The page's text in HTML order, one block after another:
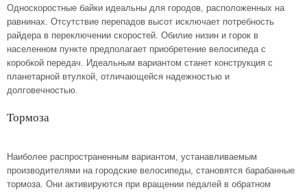
Односкоростные байки идеальны для городов, расположенных на
равнинах. Отсутствие перепадов высот исключает потребность
райдера в переключении скоростей. Обилие низин и горок в
населенном пункте предполагает приобретение велосипеда с
коробкой передач. Идеальным вариантом станет конструкция с
планетарной втулкой, отличающейся надежностью и
долговечностью.
Тормоза
Наиболее распространенным вариантом, устанавливаемым
производителями на городские велосипеды, становятся барабанные
тормоза. Они активируются при вращении педалей в обратном